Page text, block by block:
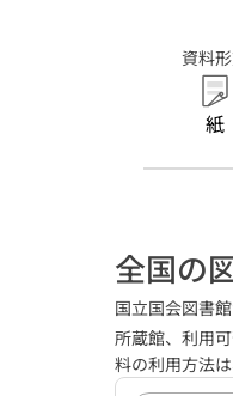
資料
紙
全国の
国立国会図書
所蔵館、利用
料の利用方法